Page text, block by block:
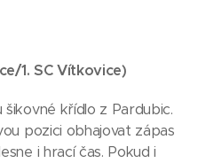
1. SC Vítkovice)
křídlo z Pardubic.
pozici obhajovat zápas
i hrací čas. Pokud i